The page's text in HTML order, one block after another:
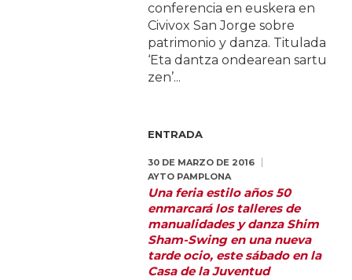
conferencia en euskera en
Civivox San Jorge sobre
patrimonio y danza. Titulada
‘Eta dantza ondearean sartu
zen’...
ENTRADA
30 DE MARZO DE 2016
AYTO PAMPLONA
Una feria estilo años 50
enmarcará los talleres de
manualidades y danza Shim
Sham-Swing en una nueva
tarde ocio, este sábado en la
Casa de la Juventud